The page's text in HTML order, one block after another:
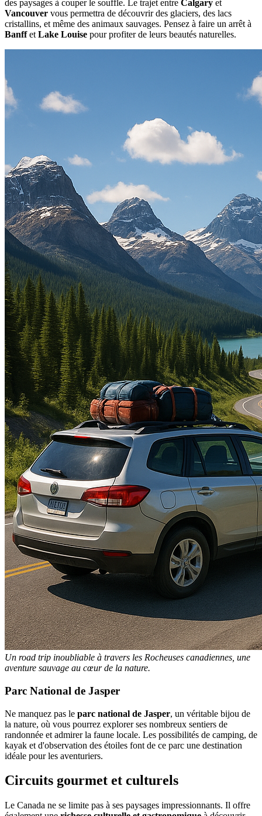
des paysages à couper le souffle. Le trajet entre Calgary et
Vancouver vous permettra de découvrir des glaciers, des lacs
cristallins, et même des animaux sauvages. Pensez à faire un arrêt à
Banffet Lake Louise pour profiter de leurs beautés naturelles.
Un road trip inoubliable à travers les Rocheuses canadiennes, une
aventure sauvage au cœur de la nature.
Parc National de Jasper
Ne manquez pas le parc national de Jasper, un véritable bijou de
la nature, où vous pourrez explorer ses nombreux sentiers de
randonnée et admirer la faune locale. Les possibilités de camping, de
kayak et d'observation des étoiles font de ce parc une destination
idéale pour les aventuriers.
Circuits gourmet et culturels
Le Canada ne se limite pas à ses paysages impressionnants. Il offre